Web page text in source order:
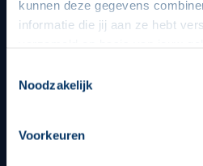
kunnen deze gegevens
informatie die jij aan ze hebt
op een veilige en integere wijze.
beheren op de privacy- en
Noodzakelijk
Voorkeuren
Divisie partners